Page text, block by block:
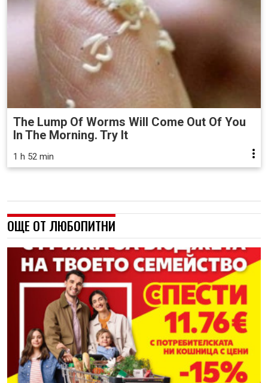
The Lump Of Worms Will Come Out Of You
In The Morning. Try It
1 h 52 min
ОЩЕ ОТ ЛЮБОПИТНИ